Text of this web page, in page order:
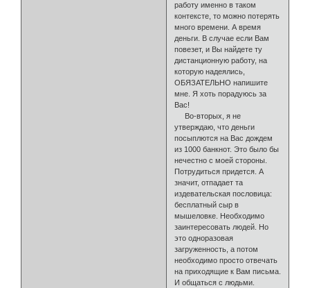
работу именно в таком
контексте, то можно потерять
много времени. А время
деньги. В случае если Вам
повезет, и Вы найдете ту
дистанционную работу, на
которую надеялись,
ОБЯЗАТЕЛЬНО напишите
мне. Я хоть порадуюсь за
Вас!
Во-вторых, я не
утверждаю, что деньги
посыплются на Вас дождем
из 1000 банкнот. Это было бы
нечестно с моей стороны.
Потрудиться придется. А
значит, отпа­дает та
издевательская пословица:
бесплатный сыр в
мышеловке. Необходимо
заинтересовать людей. Но
это одноразовая
загруженность, а потом
необходимо просто отвечать
на приходящие к Вам письма.
И общаться с людьми.